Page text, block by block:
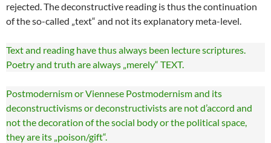
rejected. The deconstructive reading is thus the continuation
of the so-called „text“ and not its explanatory meta-level.
Text and reading have thus always been lecture scriptures.
Poetry and truth are always „merely“ TEXT.
Postmodernism or Viennese Postmodernism and its
deconstructivisms or deconstructivists are not d’accord and
not the decoration of the social body or the political space,
they are its „poison/gift“.